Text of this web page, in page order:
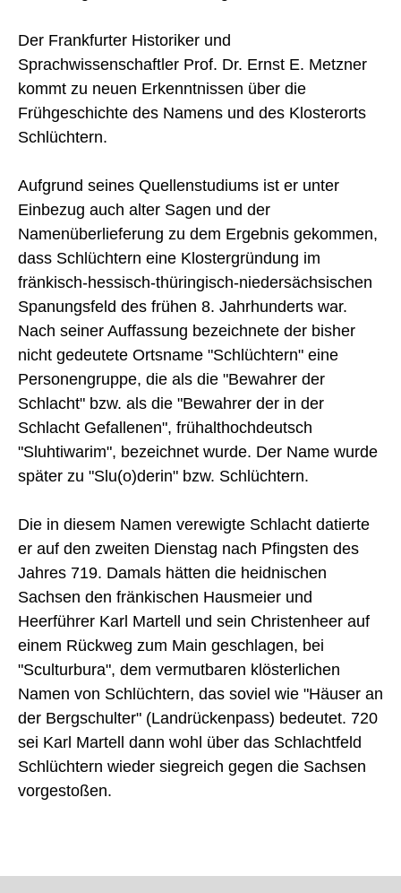
Der Frankfurter Historiker und
Sprachwissenschaftler Prof. Dr. Ernst E. Metzner
kommt zu neuen Erkenntnissen über die
Frühgeschichte des Namens und des Klosterorts
Schlüchtern.
Aufgrund seines Quellenstudiums ist er unter
Einbezug auch alter Sagen und der
Namenüberlieferung zu dem Ergebnis gekommen,
dass Schlüchtern eine Klostergründung im
fränkisch-hessisch-thüringisch-niedersächsischen
Spanungsfeld des frühen 8. Jahrhunderts war.
Nach seiner Auffassung bezeichnete der bisher
nicht gedeutete Ortsname "Schlüchtern" eine
Personengruppe, die als die "Bewahrer der
Schlacht" bzw. als die "Bewahrer der in der
Schlacht Gefallenen", frühalthochdeutsch
"Sluhtiwarim", bezeichnet wurde. Der Name wurde
später zu "Slu(o)derin" bzw. Schlüchtern.
Die in diesem Namen verewigte Schlacht datierte
er auf den zweiten Dienstag nach Pfingsten des
Jahres 719. Damals hätten die heidnischen
Sachsen den fränkischen Hausmeier und
Heerführer Karl Martell und sein Christenheer auf
einem Rückweg zum Main geschlagen, bei
"Sculturbura", dem vermutbaren klösterlichen
Namen von Schlüchtern, das soviel wie "Häuser an
der Bergschulter" (Landrückenpass) bedeutet. 720
sei Karl Martell dann wohl über das Schlachtfeld
Schlüchtern wieder siegreich gegen die Sachsen
vorgestoßen.